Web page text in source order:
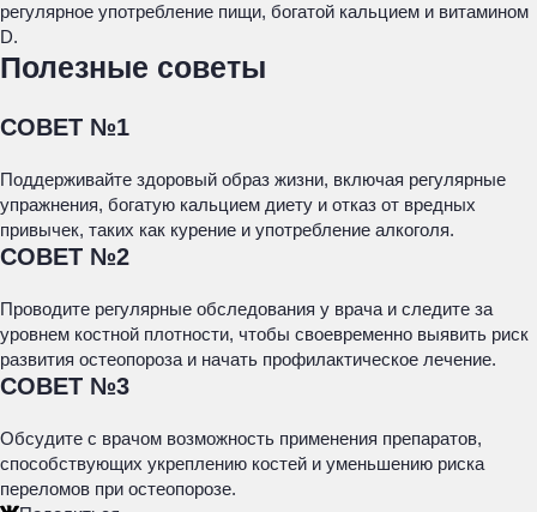
регулярное употребление пищи, богатой кальцием и витамином
D.
Полезные советы
СОВЕТ №1
Поддерживайте здоровый образ жизни, включая регулярные
упражнения, богатую кальцием диету и отказ от вредных
привычек, таких как курение и употребление алкоголя.
СОВЕТ №2
Проводите регулярные обследования у врача и следите за
уровнем костной плотности, чтобы своевременно выявить риск
развития остеопороза и начать профилактическое лечение.
СОВЕТ №3
Обсудите с врачом возможность применения препаратов,
способствующих укреплению костей и уменьшению риска
переломов при остеопорозе.